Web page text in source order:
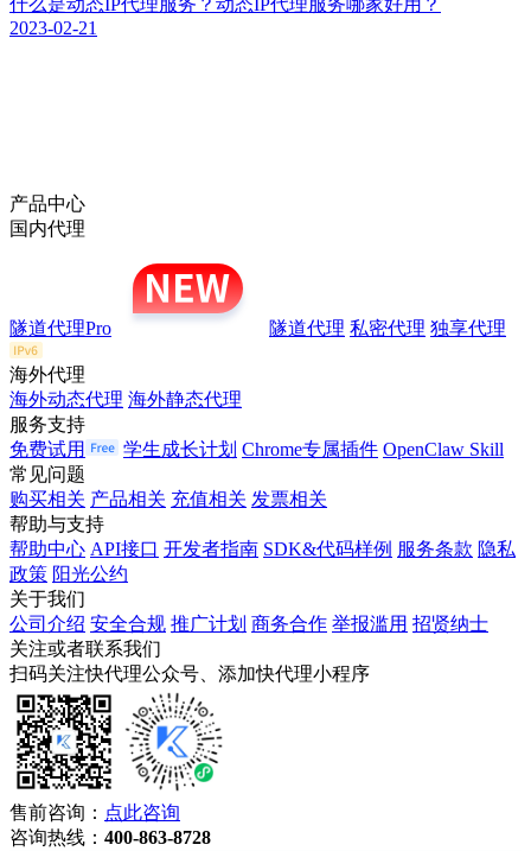
什么是动态IP代理服务？动态IP代理服务哪家好用？
2023-02-21
产品中心
国内代理
隧道代理Pro 隧道代理 私密代理 独享代理
海外代理
海外动态代理 海外静态代理
服务支持
免费试用
学生成长计划 Chrome专属插件 OpenClaw Skill
常见问题
购买相关 产品相关 充值相关 发票相关
帮助与支持
帮助中心 API接口 开发者指南 SDK&代码样例 服务条款 隐私
政策 阳光公约
关于我们
公司介绍 安全合规 推广计划 商务合作 举报滥用 招贤纳士
关注或者联系我们
扫码关注快代理公众号、添加快代理小程序
售前咨询： 点此咨询
咨询热线： 400-863-8728